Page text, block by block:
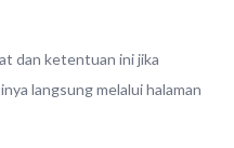
dan ketentuan ini jika
langsung melalui halaman